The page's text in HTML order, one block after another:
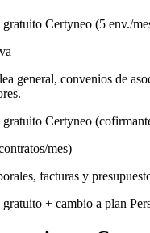
gratuito Certyneo (5 env./
general, convenios de
gratuito Certyneo
mes)
facturas y
gratuito + cambio a plan